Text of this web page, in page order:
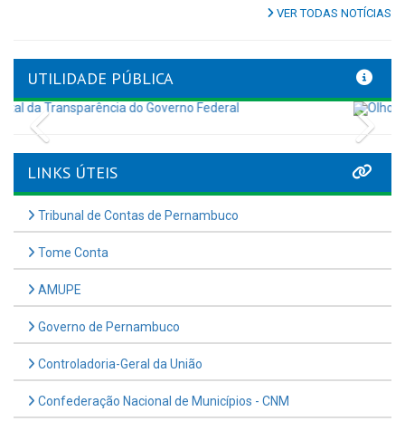
VER TODAS NOTÍCIAS
UTILIDADE PÚBLICA
Previous
LINKS ÚTEIS
Tribunal de Contas de Pernambuco
Tome Conta
AMUPE
Governo de Pernambuco
Controladoria-Geral da União
Confederação Nacional de Municípios - CNM